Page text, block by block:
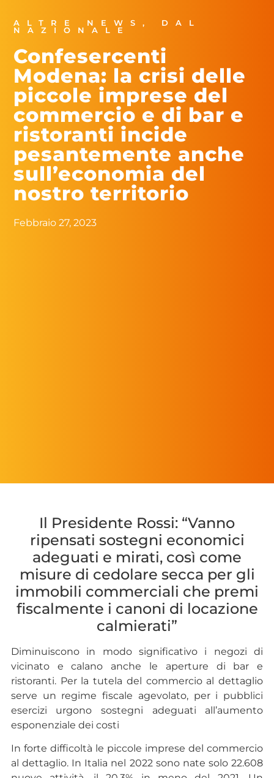
ALTRE NEWS, DAL
NAZIONALE
Confesercenti
Modena: la crisi delle
piccole imprese del
commercio e di bar e
ristoranti incide
pesantemente anche
sull’economia del
nostro territorio
Febbraio 27, 2023
Il Presidente Rossi: “Vanno
ripensati sostegni economici
adeguati e mirati, così come
misure di cedolare secca per gli
immobili commerciali che premi
fiscalmente i canoni di locazione
calmierati”
Diminuiscono in modo significativo i negozi di
vicinato e calano anche le aperture di bar e
ristoranti. Per la tutela del commercio al dettaglio
serve un regime fiscale agevolato, per i pubblici
esercizi urgono sostegni adeguati all’aumento
esponenziale dei costi
In forte difficoltà le piccole imprese del commercio
al dettaglio. In Italia nel 2022 sono nate solo 22.608